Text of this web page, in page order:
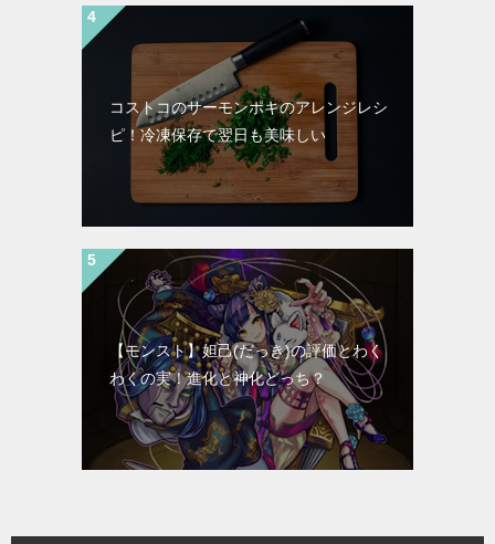
コストコのサーモンポキのアレンジレシ
ピ！冷凍保存で翌日も美味しい
【モンスト】妲己(だっき)の評価とわく
わくの実！進化と神化どっち？